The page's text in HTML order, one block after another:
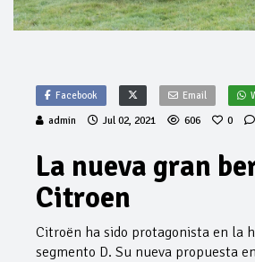
Facebook Email
admin Jul 02, 2021 606 0
La nueva gran
Citroen
Citroën ha sido protagonista en la
segmento D. Su nueva propuesta